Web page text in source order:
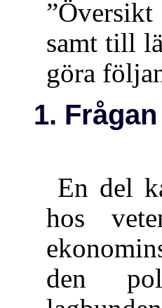
samt till
göra
1.
En del
hos
den